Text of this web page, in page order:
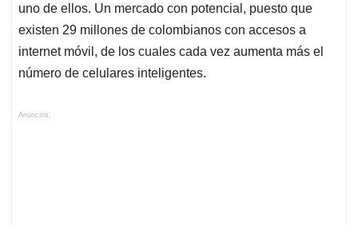
uno de ellos. Un mercado con potencial, puesto que
existen 29 millones de colombianos con accesos a
internet móvil, de los cuales cada vez aumenta más el
número de celulares inteligentes.
Anuncios.